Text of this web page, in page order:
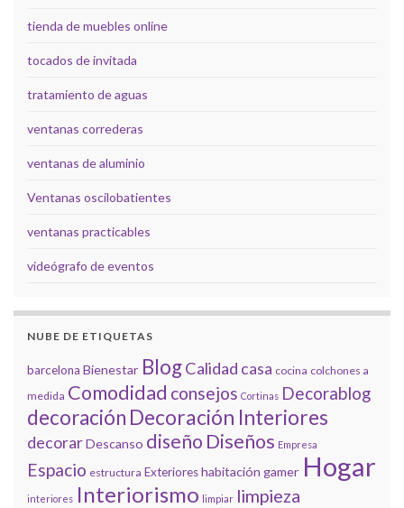
tienda de muebles online
tocados de invitada
tratamiento de aguas
ventanas correderas
ventanas de aluminio
Ventanas oscilobatientes
ventanas practicables
videógrafo de eventos
NUBE DE ETIQUETAS
barcelona Bienestar BlogCalidad casa cocina colchones a
medida Comodidad consejos Cortinas Decorablog
decoración Decoración Interiores
decorarDescanso diseño Diseños Empresa
Espacio estructura Exterioreshabitación gamer Hogar
interiores Interiorismo limpiar limpieza